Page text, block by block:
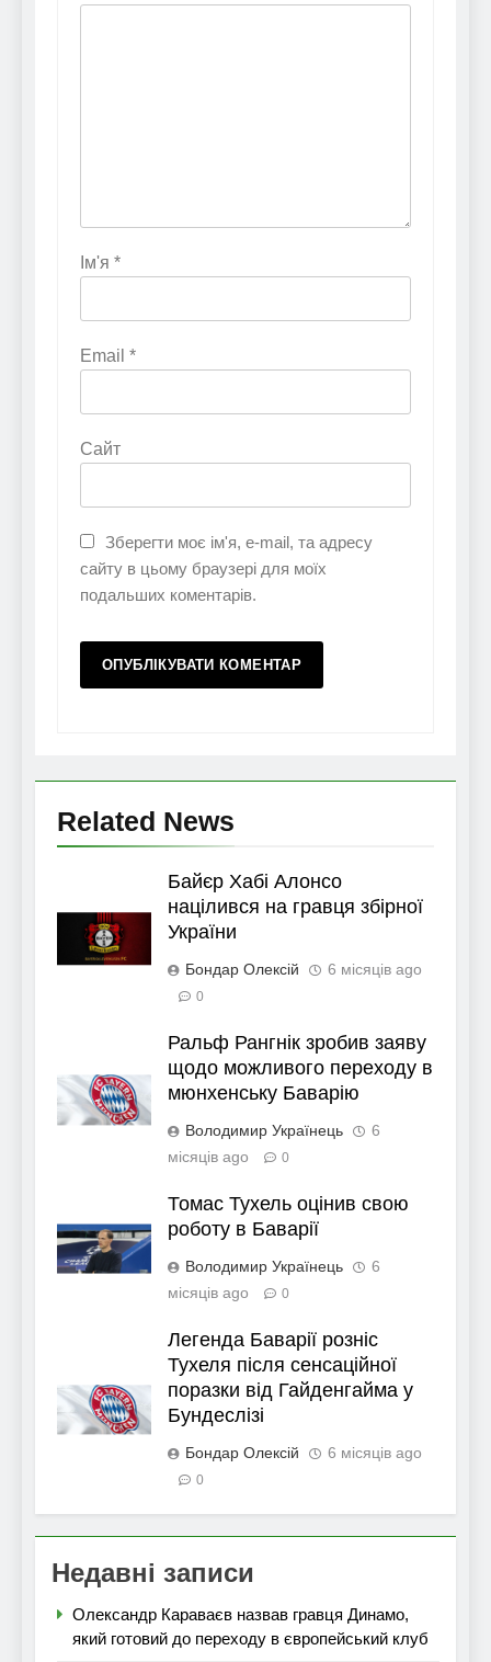
Ім'я *
Email *
Сайт
Зберегти моє ім'я, e-mail, та адресу
сайту в цьому браузері для моїх
подальших коментарів.
Related News
Байєр Хабі Алонсо
націлився на гравця збірної
України
Бондар Олексій 6 місяців ago
0
Ральф Рангнік зробив заяву
щодо можливого переходу в
мюнхенську Баварію
Володимир Українець
6
місяців ago
0
Томас Тухель оцінив свою
роботу в Баварії
Володимир Українець
6
місяців ago
0
Легенда Баварії розніс
Тухеля після сенсаційної
поразки від Гайденгайма у
Бундеслізі
Бондар Олексій 6 місяців ago
0
Недавні записи
Олександр Караваєв назвав гравця Динамо,
який готовий до переходу в європейський клуб